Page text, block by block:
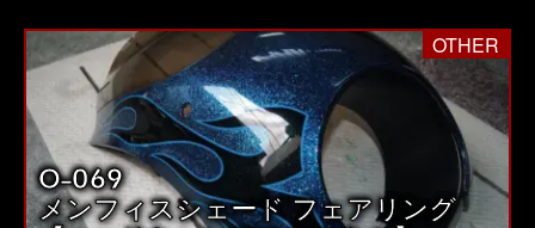
OTHER
O-069
メンフィスシェード フェアリング